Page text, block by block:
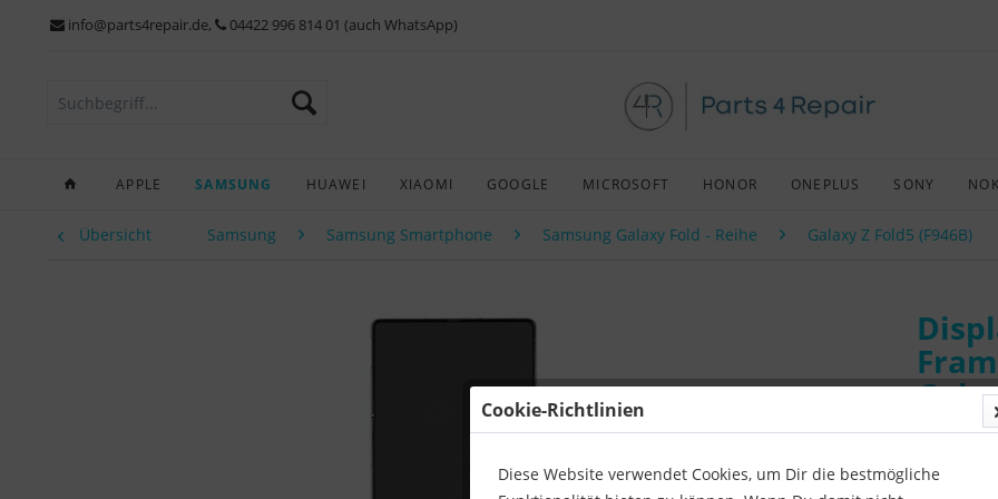
info@parts4repair.de, 04422 996 814 01 (auch WhatsApp)
APPLE SAMSUNG HUAWEI XIAOMI GOOGLE MICROSOFT HONOR ONEPLUS SONY
Übersicht Samsung Samsung Smartphone Samsung Galaxy Fold - Reihe Galaxy Z Fold5 (F946B)
Cookie-Richtlinien
Diese Website verwendet Cookies, um Dir die bestmögliche